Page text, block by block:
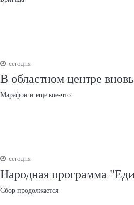
сегодня
В областном центре
Марафон и еще кое-что
сегодня
Народная программа
Сбор продолжается